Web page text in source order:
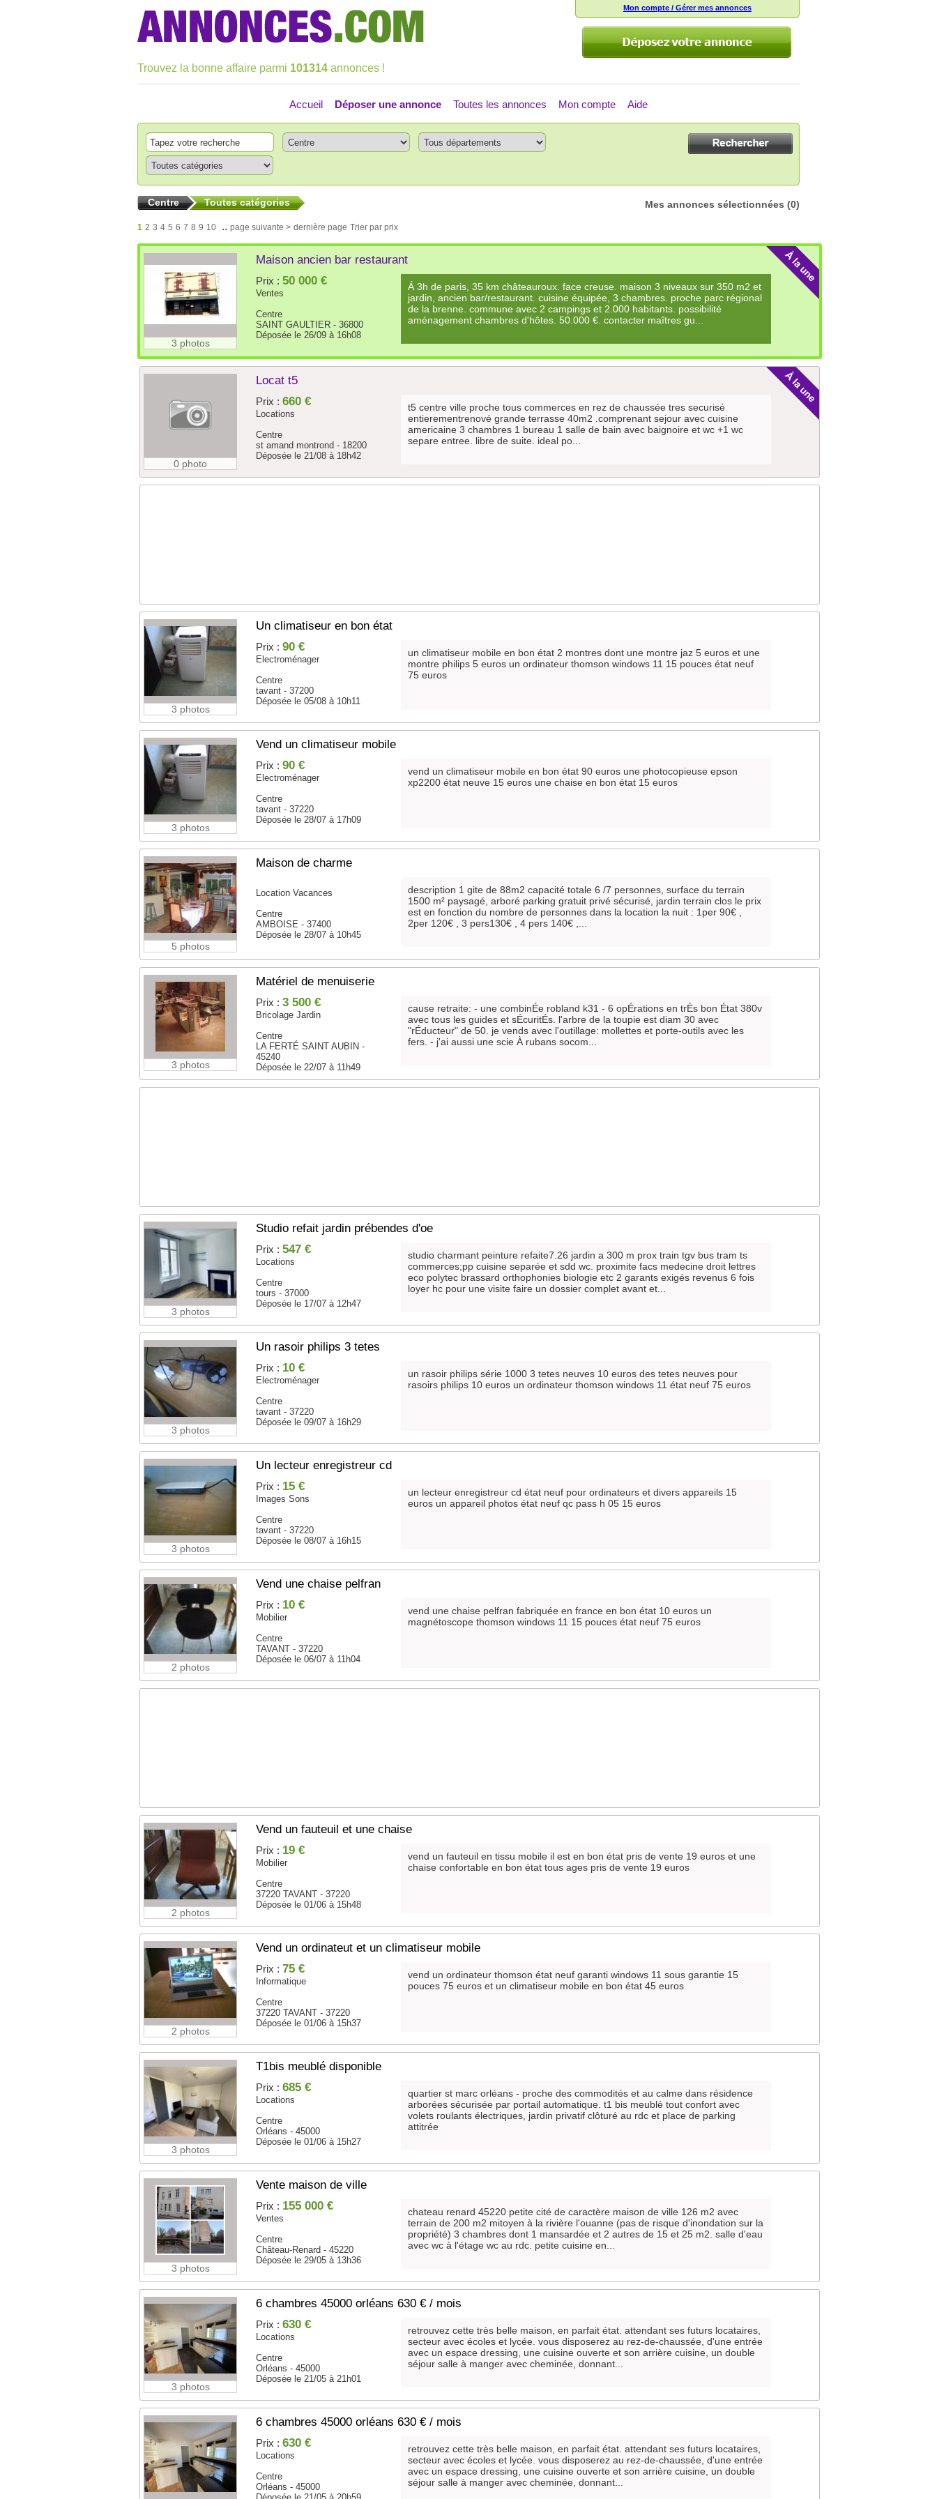
Mon compte / Gérer mes annonces
Trouvez la bonne affaire parmi 101314 annonces !
Accueil Déposer une annonce Toutes les annonces Mon compte Aide
Centre Toutes catégories Mes annonces sélectionnées (0)
1 2 3 4 5 6 7 8 9 10 .. page suivante > dernière page Trier par prix
3 photos
Maison ancien bar restaurant
Prix :50 000 €
Ventes
Centre
SAINT GAULTIER - 36800
Déposée le 26/09 à 16h08
Á 3h de paris, 35 km châteauroux. face creuse. maison 3 niveaux sur 350 m2 et
jardin, ancien bar/restaurant. cuisine équipée, 3 chambres. proche parc régional
de la brenne. commune avec 2 campings et 2.000 habitants. possibilité
aménagement chambres d'hôtes. 50.000 €. contacter maîtres gu...
0 photo
Locat t5
Prix :660 €
Locations
Centre
st amand montrond - 18200
Déposée le 21/08 à 18h42
t5 centre ville proche tous commerces en rez de chaussée tres securisé
entierementrenové grande terrasse 40m2 .comprenant sejour avec cuisine
americaine 3 chambres 1 bureau 1 salle de bain avec baignoire et wc +1 wc
separe entree. libre de suite. ideal po...
3 photos
Un climatiseur en bon état
Prix :90 €
Electroménager
Centre
tavant - 37200
Déposée le 05/08 à 10h11
un climatiseur mobile en bon état 2 montres dont une montre jaz 5 euros et une
montre philips 5 euros un ordinateur thomson windows 11 15 pouces état neuf
75 euros
3 photos
Vend un climatiseur mobile
Prix :90 €
Electroménager
Centre
tavant - 37220
Déposée le 28/07 à 17h09
vend un climatiseur mobile en bon état 90 euros une photocopieuse epson
xp2200 état neuve 15 euros une chaise en bon état 15 euros
5 photos
Maison de charme
Location Vacances
Centre
AMBOISE - 37400
Déposée le 28/07 à 10h45
description 1 gite de 88m2 capacité totale 6 /7 personnes, surface du terrain
1500 m² paysagé, arboré parking gratuit privé sécurisé, jardin terrain clos le prix
est en fonction du nombre de personnes dans la location la nuit : 1per 90€ ,
2per 120€ , 3 pers130€ , 4 pers 140€ ,...
3 photos
Matériel de menuiserie
Prix :3 500 €
Bricolage Jardin
Centre
LA FERTÉ SAINT AUBIN -
45240
Déposée le 22/07 à 11h49
cause retraite: - une combinÉe robland k31 - 6 opÉrations en trÈs bon État 380v
avec tous les guides et sÉcuritÉs. l'arbre de la toupie est diam 30 avec
"rÉducteur" de 50. je vends avec l'outillage: mollettes et porte-outils avec les
fers. - j'ai aussi une scie À rubans socom...
3 photos
Studio refait jardin prébendes d'oe
Prix :547 €
Locations
Centre
tours - 37000
Déposée le 17/07 à 12h47
studio charmant peinture refaite7.26 jardin a 300 m prox train tgv bus tram ts
commerces;pp cuisine separée et sdd wc. proximite facs medecine droit lettres
eco polytec brassard orthophonies biologie etc 2 garants exigés revenus 6 fois
loyer hc pour une visite faire un dossier complet avant et...
3 photos
Un rasoir philips 3 tetes
Prix : 10 €
Electroménager
Centre
tavant - 37220
Déposée le 09/07 à 16h29
un rasoir philips série 1000 3 tetes neuves 10 euros des tetes neuves pour
rasoirs philips 10 euros un ordinateur thomson windows 11 état neuf 75 euros
3 photos
Un lecteur enregistreur cd
Prix : 15 €
Images Sons
Centre
tavant - 37220
Déposée le 08/07 à 16h15
un lecteur enregistreur cd état neuf pour ordinateurs et divers appareils 15
euros un appareil photos état neuf qc pass h 05 15 euros
2 photos
Vend une chaise pelfran
Prix : 10 €
Mobilier
Centre
TAVANT - 37220
Déposée le 06/07 à 11h04
vend une chaise pelfran fabriquée en france en bon état 10 euros un
magnétoscope thomson windows 11 15 pouces état neuf 75 euros
2 photos
Vend un fauteuil et une chaise
Prix : 19 €
Mobilier
Centre
37220 TAVANT - 37220
Déposée le 01/06 à 15h48
vend un fauteuil en tissu mobile il est en bon état pris de vente 19 euros et une
chaise confortable en bon état tous ages pris de vente 19 euros
2 photos
Vend un ordinateut et un climatiseur mobile
Prix :75 €
Informatique
Centre
37220 TAVANT - 37220
Déposée le 01/06 à 15h37
vend un ordinateur thomson état neuf garanti windows 11 sous garantie 15
pouces 75 euros et un climatiseur mobile en bon état 45 euros
3 photos
T1bis meublé disponible
Prix :685 €
Locations
Centre
Orléans - 45000
Déposée le 01/06 à 15h27
quartier st marc orléans - proche des commodités et au calme dans résidence
arborées sécurisée par portail automatique. t1 bis meublé tout confort avec
volets roulants électriques, jardin privatif clôturé au rdc et place de parking
attitrée
3 photos
Vente maison de ville
Prix : 155 000 €
Ventes
Centre
Château-Renard - 45220
Déposée le 29/05 à 13h36
chateau renard 45220 petite cité de caractère maison de ville 126 m2 avec
terrain de 200 m2 mitoyen à la rivière l'ouanne (pas de risque d'inondation sur la
propriété) 3 chambres dont 1 mansardée et 2 autres de 15 et 25 m2. salle d'eau
avec wc à l'étage wc au rdc. petite cuisine en...
3 photos
6 chambres 45000 orléans 630 € / mois
Prix :630 €
Locations
Centre
Orléans - 45000
Déposée le 21/05 à 21h01
retrouvez cette très belle maison, en parfait état. attendant ses futurs locataires,
secteur avec écoles et lycée. vous disposerez au rez-de-chaussée, d'une entrée
avec un espace dressing, une cuisine ouverte et son arrière cuisine, un double
séjour salle à manger avec cheminée, donnant...
6 chambres 45000 orléans 630 € / mois
Prix :630 €
Locations
Centre
Orléans - 45000
retrouvez cette très belle maison, en parfait état. attendant ses futurs locataires,
secteur avec écoles et lycée. vous disposerez au rez-de-chaussée, d'une entrée
avec un espace dressing, une cuisine ouverte et son arrière cuisine, un double
séjour salle à manger avec cheminée, donnant...